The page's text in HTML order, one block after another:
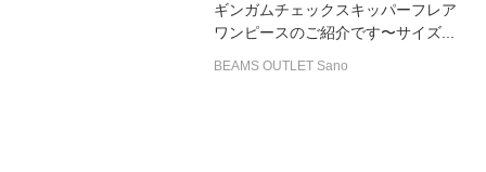
ギンガムチェックスキッパーフレア
ワンピースのご紹介です〜サイズ...
BEAMS OUTLET Sano